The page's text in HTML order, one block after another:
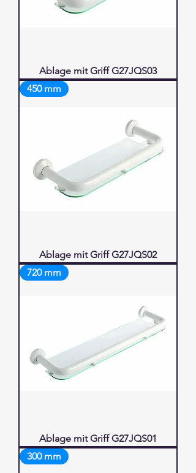
Ablage mit Griff G27JQS03
450 mm
Ablage mit Griff G27JQS02
720 mm
Ablage mit Griff G27JQS01
300 mm